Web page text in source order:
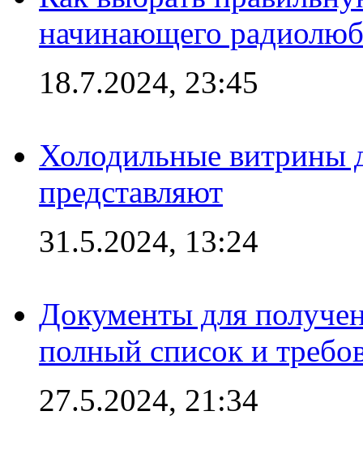
начинающего
18.7.2024, 23:45
Холодильные витрины
представляют
31.5.2024, 13:24
Документы для
полный список и
27.5.2024, 21:34